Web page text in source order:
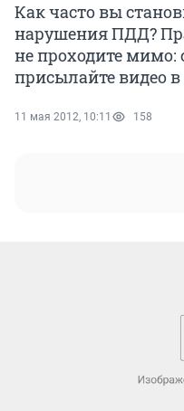
Как часто вы
нарушения ПДД?
не проходите
присылайте видео
11 мая 2012, 10:11 158